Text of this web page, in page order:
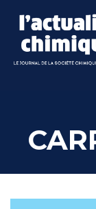
content